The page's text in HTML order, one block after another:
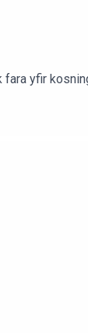
fara yfir